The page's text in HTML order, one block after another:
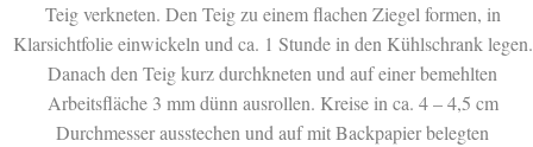
Teig verkneten. Den Teig zu einem flachen Ziegel formen, in
Klarsichtfolie einwickeln und ca. 1 Stunde in den Kühlschrank legen.
Danach den Teig kurz durchkneten und auf einer bemehlten
Arbeitsfläche 3 mm dünn ausrollen. Kreise in ca. 4 – 4,5 cm
Durchmesser ausstechen und auf mit Backpapier belegten